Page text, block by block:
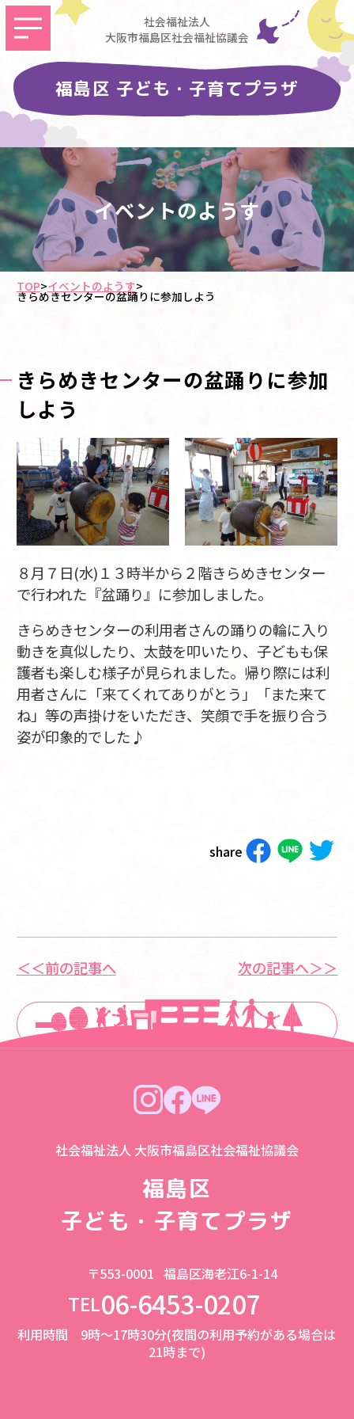
社会福祉法人
大阪市福島区社会福祉協議会
福島区 子ども・子育てプラザ
イベントのようす
TOP>イベントのようす>
きらめきセンターの盆踊りに参加しよう
きらめきセンターの盆踊りに参加
しよう
８月７日(水)１３時半から２階きらめきセンター
で行われた『盆踊り』に参加しました。
きらめきセンターの利用者さんの踊りの輪に入り
動きを真似したり、太鼓を叩いたり、子どもも保
護者も楽しむ様子が見られました。帰り際には利
用者さんに「来てくれてありがとう」「また来て
ね」等の声掛けをいただき、笑顔で手を振り合う
姿が印象的でした♪
share
＜＜前の記事へ
一覧に戻る
次の記事へ＞＞
社会福祉法人 大阪市福島区社会福祉協議会
福島区
子ども・子育てプラザ
〒553-0001 福島区海老江6-1-14
TEL06-6453-0207
利用時間 9時～17時30分(夜間の利用予約がある場合は
21時まで)